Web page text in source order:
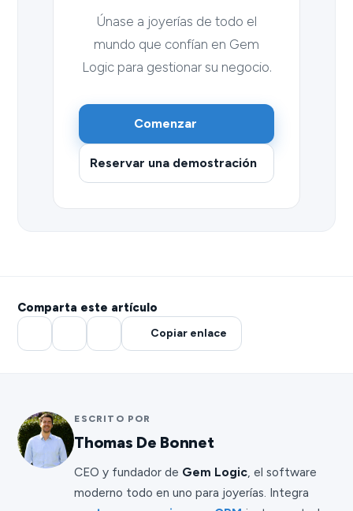
Únase a joyerías de todo el
mundo que confían en Gem
Logic para gestionar su negocio.
Comenzar
Reservar una demostración
Comparta este artículo
Copiar enlace
ESCRITO POR
Thomas De Bonnet
CEO y fundador de Gem Logic , el software
moderno todo en uno para joyerías. Integra